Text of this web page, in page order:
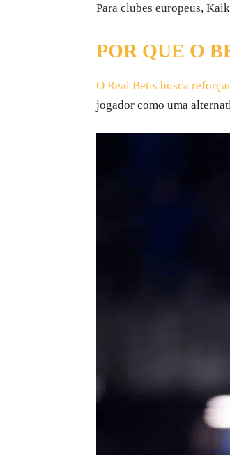
Para clubes europeus,
POR QUE O
O Real Betis busca
jogador como uma